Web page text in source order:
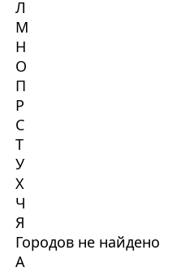
Л
М
Н
О
П
Р
С
Т
У
Х
Ч
Я
Городов не найдено
А